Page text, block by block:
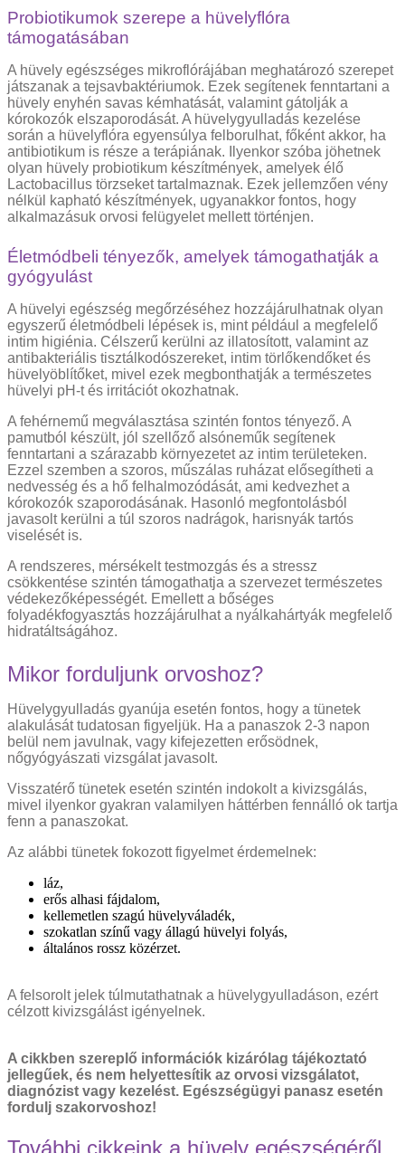
Probiotikumok szerepe a hüvelyflóra
támogatásában
A hüvely egészséges mikroflórájában meghatározó szerepet
játszanak a tejsavbaktériumok. Ezek segítenek fenntartani a
hüvely enyhén savas kémhatását, valamint gátolják a
kórokozók elszaporodását. A hüvelygyulladás kezelése
során a hüvelyflóra egyensúlya felborulhat, főként akkor, ha
antibiotikum is része a terápiának. Ilyenkor szóba jöhetnek
olyan hüvely probiotikum készítmények, amelyek élő
Lactobacillus törzseket tartalmaznak. Ezek jellemzően vény
nélkül kapható készítmények, ugyanakkor fontos, hogy
alkalmazásuk orvosi felügyelet mellett történjen.
Életmódbeli tényezők, amelyek támogathatják a
gyógyulást
A hüvelyi egészség megőrzéséhez hozzájárulhatnak olyan
egyszerű életmódbeli lépések is, mint például a megfelelő
intim higiénia. Célszerű kerülni az illatosított, valamint az
antibakteriális tisztálkodószereket, intim törlőkendőket és
hüvelyöblítőket, mivel ezek megbonthatják a természetes
hüvelyi pH-t és irritációt okozhatnak.
A fehérnemű megválasztása szintén fontos tényező. A
pamutból készült, jól szellőző alsóneműk segítenek
fenntartani a szárazabb környezetet az intim területeken.
Ezzel szemben a szoros, műszálas ruházat elősegítheti a
nedvesség és a hő felhalmozódását, ami kedvezhet a
kórokozók szaporodásának. Hasonló megfontolásból
javasolt kerülni a túl szoros nadrágok, harisnyák tartós
viselését is.
A rendszeres, mérsékelt testmozgás és a stressz
csökkentése szintén támogathatja a szervezet természetes
védekezőképességét. Emellett a bőséges
folyadékfogyasztás hozzájárulhat a nyálkahártyák megfelelő
hidratáltságához.
Mikor forduljunk orvoshoz?
Hüvelygyulladás gyanúja esetén fontos, hogy a tünetek
alakulását tudatosan figyeljük. Ha a panaszok 2-3 napon
belül nem javulnak, vagy kifejezetten erősödnek,
nőgyógyászati vizsgálat javasolt.
Visszatérő tünetek esetén szintén indokolt a kivizsgálás,
mivel ilyenkor gyakran valamilyen háttérben fennálló ok tartja
fenn a panaszokat.
Az alábbi tünetek fokozott figyelmet érdemelnek:
láz,
erős alhasi fájdalom,
kellemetlen szagú hüvelyváladék,
szokatlan színű vagy állagú hüvelyi folyás,
általános rossz közérzet.
A felsorolt jelek túlmutathatnak a hüvelygyulladáson, ezért
célzott kivizsgálást igényelnek.
A cikkben szereplő információk kizárólag tájékoztató
jellegűek, és nem helyettesítik az orvosi vizsgálatot,
diagnózist vagy kezelést. Egészségügyi panasz esetén
fordulj szakorvoshoz!
További cikkeink a hüvely egészségéről